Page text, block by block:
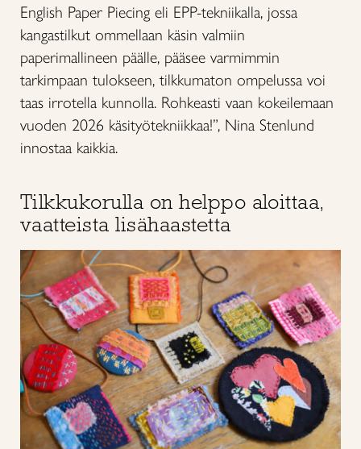
English Paper Piecing eli EPP-tekniikalla, jossa
kangastilkut ommellaan käsin valmiin
paperimallineen päälle, pääsee varmimmin
tarkimpaan tulokseen, tilkkumaton ompelussa voi
taas irrotella kunnolla. Rohkeasti vaan kokeilemaan
vuoden 2026 käsityötekniikkaa!”, Nina Stenlund
innostaa kaikkia.
Tilkkukorulla on helppo aloittaa,
vaatteista lisähaastetta